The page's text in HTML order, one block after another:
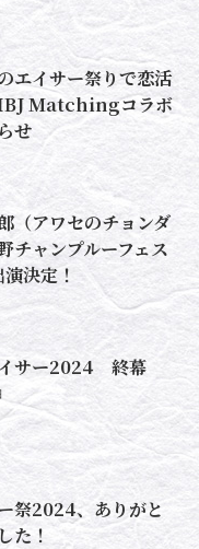
エイサー祭りで恋活
Matchingコラボ
せ
（アワセのチョンダ
チャンプルーフェス
決定！
サー2024 終幕
祭2024、ありがと
た！